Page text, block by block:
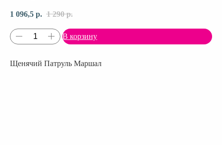
1 096,5 р. 1 290 р.
В корзину
Щенячий Патруль Маршал